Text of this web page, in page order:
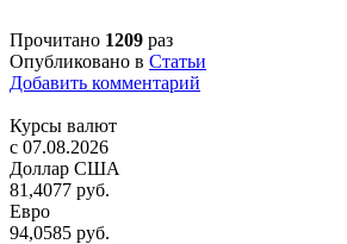
Прочитано 1209 раз
Опубликовано в Статьи
Добавить комментарий
Курсы валют
c 07.08.2026
Доллар США
81,4077 руб.
Евро
94,0585 руб.